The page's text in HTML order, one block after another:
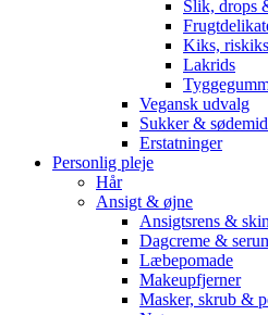
Slik, drops
Kiks,
Lakrids
Vegansk udvalg
Sukker &
Erstatninger
Personlig pleje
Hår
Ansigt & øjne
Ansigtsrens &
Dagcreme &
Læbepomade
Makeupfjerner
Masker, skrub &